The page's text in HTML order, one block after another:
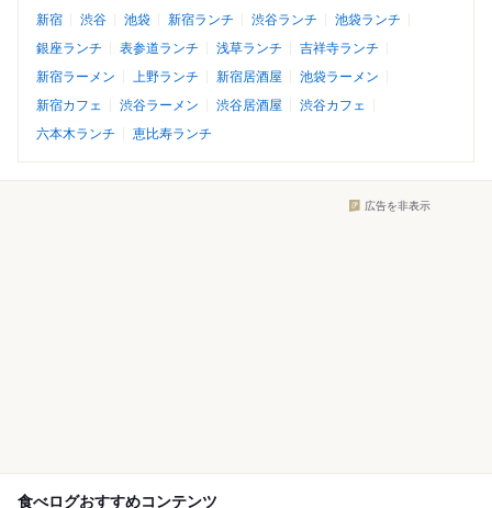
新宿 渋谷 池袋 新宿ランチ 渋谷ランチ
池袋ランチ
銀座ランチ
表参道ランチ 浅草ランチ
吉祥寺ランチ
新宿ラーメン
上野ランチ 新宿居酒屋
池袋ラーメン
新宿カフェ
渋谷ラーメン 渋谷居酒屋
渋谷カフェ
六本木ランチ
恵比寿ランチ
広告を非表示
食べログおすすめコンテンツ